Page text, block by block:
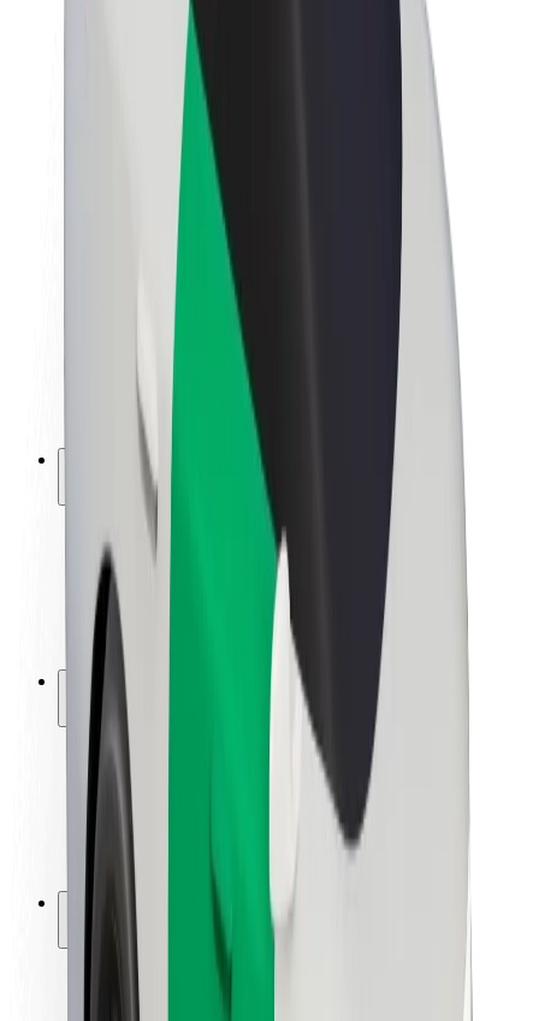
Kestävä kehitys Boltilla
Project Zero
Uutishuone
Brändiohjeistus
Sijoittajasuhteet
Media
Urban Fund
Turvallisuus
Matkustajan turvallisuus
Kuljettajan turvallisuus
Potkulautojen turvallisuus
Turvallisuus Lab
Kaupungit
Sijainnit
Kaupunkiratkaisut
Lentokentät
Boltin lataustelineet
Matkustajille
Kuljettajille